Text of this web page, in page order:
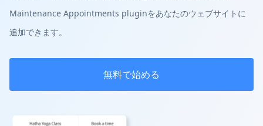
Maintenance Appointments pluginをあなたのウェブサイトに
追加できます。
無料で始める